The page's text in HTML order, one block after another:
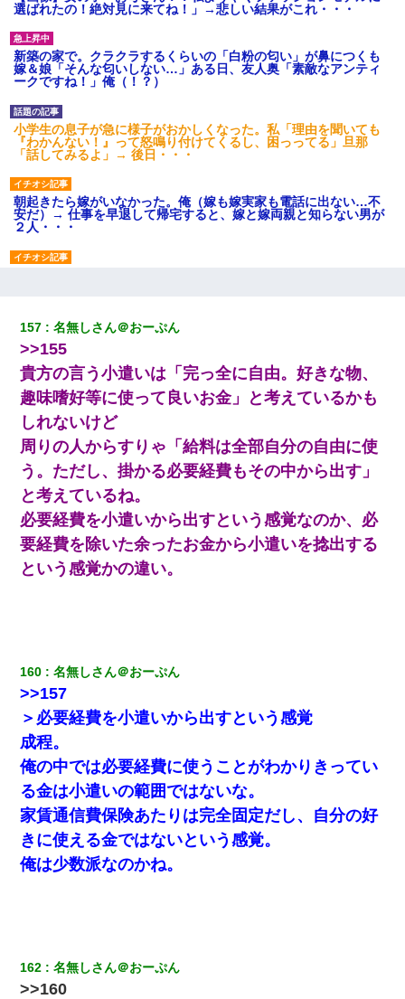
選ばれたの！絶対見に来てね！」→悲しい結果がこれ・・・
新築の家で。クラクラするくらいの「白粉の匂い」が鼻につくも
嫁＆娘「そんな匂いしない…」ある日、友人奥「素敵なアンティ
ークですね！」俺（！？）
小学生の息子が急に様子がおかしくなった。私「理由を聞いても
『わかんない！』って怒鳴り付けてくるし、困っってる」旦那
「話してみるよ」→ 後日・・・
朝起きたら嫁がいなかった。俺（嫁も嫁実家も電話に出ない…不
安だ）→ 仕事を早退して帰宅すると、嫁と嫁両親と知らない男が
２人・・・
クラスで一人無口で誰とも話さない男子がいた。→修学旅行に来
義兄嫁が義実家で「コロナ陽性だったからこのまま療養させて下
さい」と言い出してド修羅場になった
アパートのドアに『ハンザイ者！この人はさいあくの人です』と
張り紙が！大家「面倒はごめんだよ」私「はあ」→警察に行き、
見回りで犯人が捕まったが、それが…｜生活｜ヌルポあんてな
「パワハラを受けたから思い切って転職した」とSNSで呟いた
ら、速攻でパワハラかました元上司がLINEを送ってきた。
絡無しは無理」上司「いいから付けろ！」→
書店「息子さんが万引きしました」私「はっ？(息子目の前にいる
し…)うちの子ではないので迎えに行きません」→息子を名乗って
た人物の正体が判明するも・・・
隣室のお婆ちゃん「下階からの異臭に困ってる、今もすっごく臭
い」私「変だなあ～なにも臭わないよ」→ その後。警察『絶対に
窓とドアを開けないで』
彼女(37)の情欲がえげつない件ｗｗｗｗｗｗｗ
私が遺産を相続。→それを知った義両親が「旅行代金を出せ！」
157 名無しさん＠おーぷん
>>155
貴方の言う小遣いは「完っ全に自由。好きな物、
趣味嗜好等に使って良いお金」と考えているかも
しれないけど
周りの人からすりゃ「給料は全部自分の自由に使
う。ただし、掛かる必要経費もその中から出す」
と考えているね。
必要経費を小遣いから出すという感覚なのか、必
要経費を除いた余ったお金から小遣いを捻出する
という感覚かの違い。
160 名無しさん＠おーぷん
>>157
＞必要経費を小遣いから出すという感覚
成程。
俺の中では必要経費に使うことがわかりきってい
る金は小遣いの範囲ではないな。
家賃通信費保険あたりは完全固定だし、自分の好
きに使える金ではないという感覚。
俺は少数派なのかね。
162 名無しさん＠おーぷん
>>160